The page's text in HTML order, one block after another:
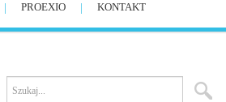
PROEXIO KONTAKT